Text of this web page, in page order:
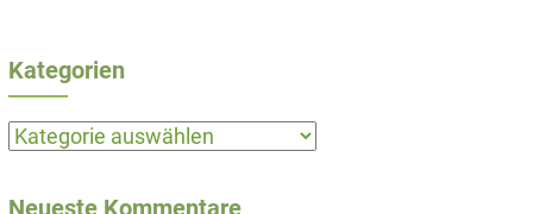
Kategorien
Kategorien
Neueste Kommentare